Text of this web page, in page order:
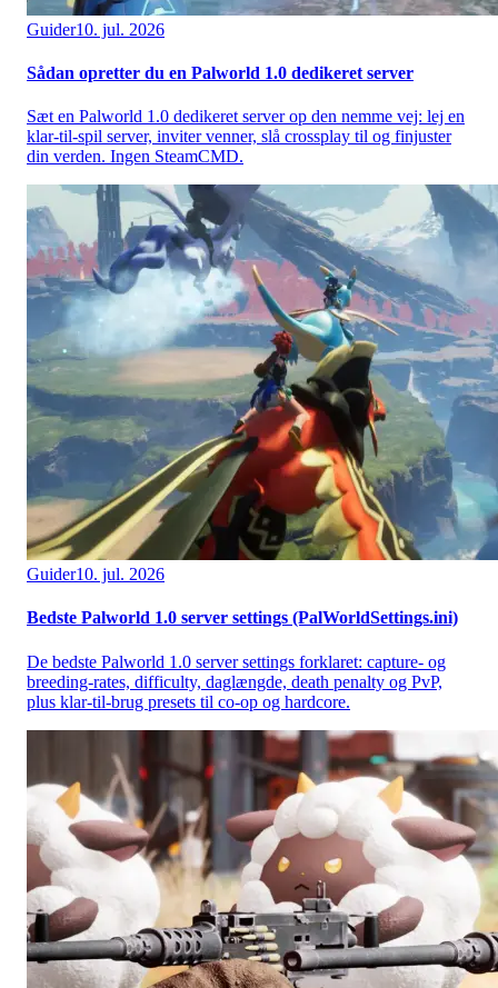
Guider10. jul. 2026
Sådan opretter du en Palworld 1.0 dedikeret server
Sæt en Palworld 1.0 dedikeret server op den nemme vej: lej en
klar-til-spil server, inviter venner, slå crossplay til og finjuster
din verden. Ingen SteamCMD.
Guider10. jul. 2026
Bedste Palworld 1.0 server settings (PalWorldSettings.ini)
De bedste Palworld 1.0 server settings forklaret: capture- og
breeding-rates, difficulty, daglængde, death penalty og PvP,
plus klar-til-brug presets til co-op og hardcore.